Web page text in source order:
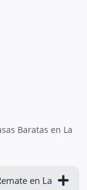
Baratas en La
en La